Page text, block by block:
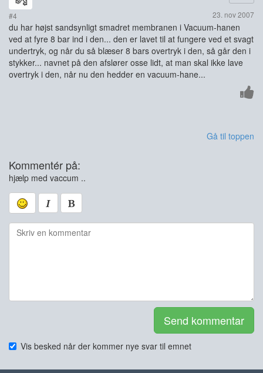
#4 23. nov 2007
du har højst sandsynligt smadret membranen i Vacuum-hanen
ved at fyre 8 bar ind i den... den er lavet til at fungere ved et svagt
undertryk, og når du så blæser 8 bars overtryk i den, så går den i
stykker... navnet på den afslører osse lidt, at man skal ikke lave
overtryk i den, når nu den hedder en vacuum-hane...
Gå til toppen
Kommentér på:
hjælp med vaccum ..
Send kommentar
Vis besked når der kommer nye svar til emnet